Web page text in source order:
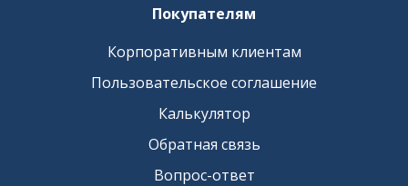
Покупателям
Корпоративным клиентам
Пользовательское соглашение
Калькулятор
Обратная связь
Вопрос-ответ